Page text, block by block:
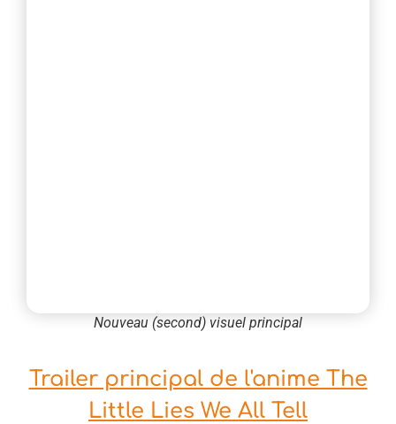
Nouveau (second) visuel principal
Trailer principal de l'anime The
Little Lies We All Tell